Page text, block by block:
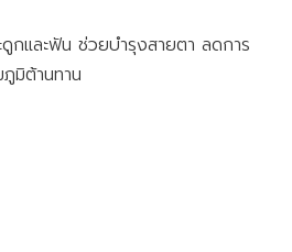
ดูกและฟัน ช่วยบำรุงสายตา ลดการ
มิต้านทาน